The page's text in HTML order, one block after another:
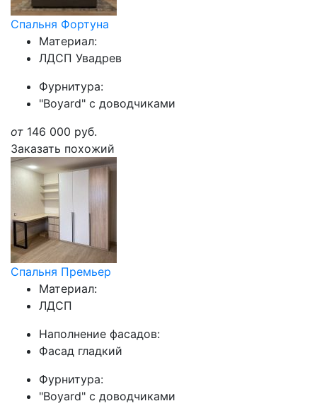
Спальня Фортуна
Материал:
ЛДСП Увадрев
Фурнитура:
"Boyard" с доводчиками
от 146 000 руб.
Заказать похожий
Спальня Премьер
Материал:
ЛДСП
Наполнение фасадов:
Фасад гладкий
Фурнитура:
"Boyard" с доводчиками